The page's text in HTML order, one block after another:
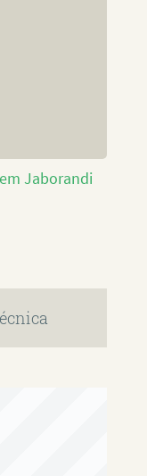
Jaborandi